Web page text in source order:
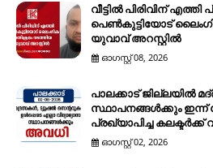
വീട്ടിൽ പിരിവിന്
പെൺകുട്ടിയോട്
യുവാവ് അറസ്റ്റിൽ
ഓഗസ്റ്റ് 08, 2026
പാലക്കാട് ജില്ലയിൽ
സ്ഥാപനങ്ങൾക്കും ഇന്ന്
പ്രഖ്യാപിച്ച കലക്ടർക്ക്
ഓഗസ്റ്റ് 02, 2026